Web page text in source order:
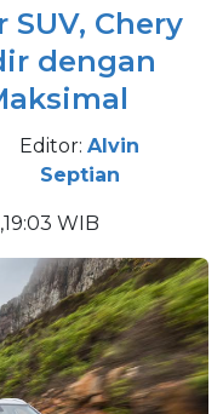
Chery
dengan
Editor:Alvin
Septian
WIB